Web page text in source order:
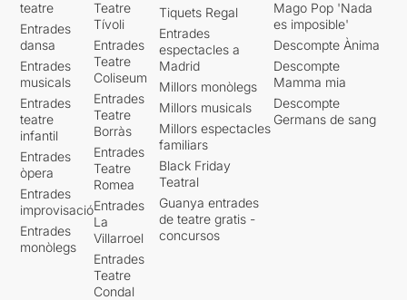
teatre
Entrades
dansa
Entrades
musicals
Entrades
teatre
infantil
Entrades
òpera
Entrades
improvisació
Entrades
monòlegs
Teatre
Tívoli
Entrades
Teatre
Coliseum
Entrades
Teatre
Borràs
Entrades
Teatre
Romea
Entrades
La
Villarroel
Entrades
Teatre
Condal
Tiquets Regal
Entrades
espectacles a
Madrid
Millors monòlegs
Millors musicals
Millors espectacles
familiars
Black Friday
Teatral
Guanya entrades
de teatre gratis -
concursos
Mago Pop 'Nada
es imposible'
Descompte Ànima
Descompte
Mamma mia
Descompte
Germans de sang